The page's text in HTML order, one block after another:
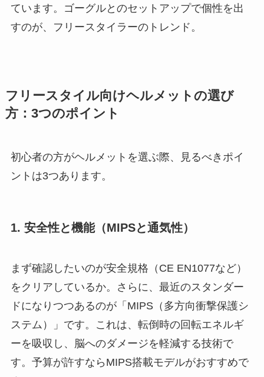
ています。ゴーグルとのセットアップで個性を出
すのが、フリースタイラーのトレンド。
フリースタイル向けヘルメットの選び
方：3つのポイント
初心者の方がヘルメットを選ぶ際、見るべきポイ
ントは3つあります。
1. 安全性と機能（MIPSと通気性）
まず確認したいのが安全規格（CE EN1077など）
をクリアしているか。さらに、最近のスタンダー
ドになりつつあるのが「MIPS（多方向衝撃保護シ
ステム）」です。これは、転倒時の回転エネルギ
ーを吸収し、脳へのダメージを軽減する技術で
す。予算が許すならMIPS搭載モデルがおすすめで